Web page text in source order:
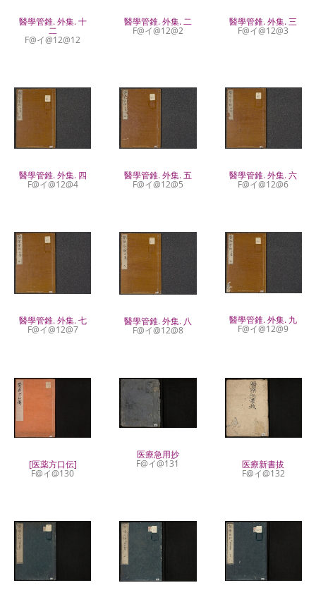
醫學管錐. 外集. 十
二
F@イ@12@12
醫學管錐. 外集. 二
F@イ@12@2
醫學管錐. 外集. 三
F@イ@12@3
醫學管錐. 外集. 四
F@イ@12@4
醫學管錐. 外集. 五
F@イ@12@5
醫學管錐. 外集. 六
F@イ@12@6
醫學管錐. 外集. 七
F@イ@12@7
醫學管錐. 外集. 八
F@イ@12@8
醫學管錐. 外集. 九
F@イ@12@9
[医薬方口伝]
F@イ@130
医療急用抄
F@イ@131 医療新書拔
F@イ@132